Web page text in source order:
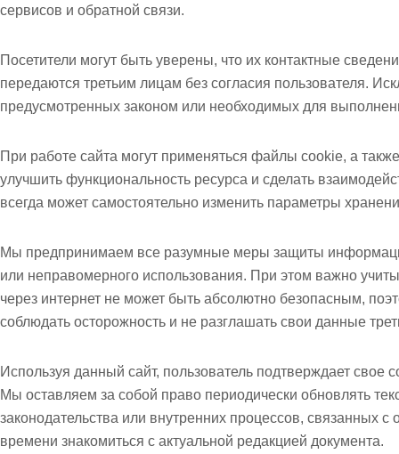
сервисов и обратной связи.
Посетители могут быть уверены, что их контактные
передаются третьим лицам без согласия пользователя.
предусмотренных законом или необходимых для
При работе сайта могут применяться файлы cookie, а
улучшить функциональность ресурса и сделать
всегда может самостоятельно изменить параметры
Мы предпринимаем все разумные меры защиты
или неправомерного использования. При этом важно
через интернет не может быть абсолютно безопасным,
соблюдать осторожность и не разглашать свои данные
Используя данный сайт, пользователь подтверждает свое
Мы оставляем за собой право периодически обновлять
законодательства или внутренних процессов, связанных
времени знакомиться с актуальной редакцией документа.